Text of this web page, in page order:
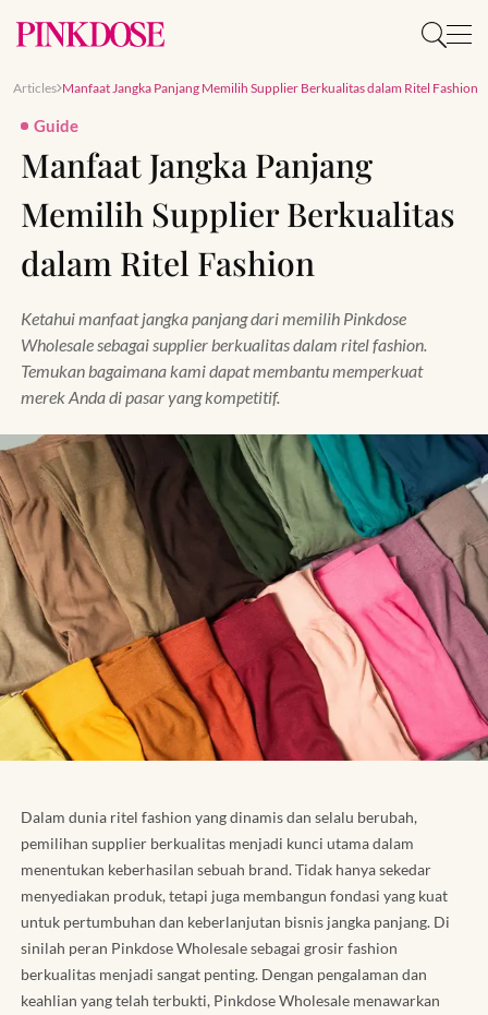
Articles Manfaat Jangka Panjang Memilih Supplier Berkualitas dalam Ritel Fashion
Guide
Manfaat Jangka Panjang
Memilih Supplier Berkualitas
dalam Ritel Fashion
Ketahui manfaat jangka panjang dari memilih Pinkdose
Wholesale sebagai supplier berkualitas dalam ritel fashion.
Temukan bagaimana kami dapat membantu memperkuat
merek Anda di pasar yang kompetitif.
Dalam dunia ritel fashion yang dinamis dan selalu berubah,
pemilihan supplier berkualitas menjadi kunci utama dalam
menentukan keberhasilan sebuah brand. Tidak hanya sekedar
menyediakan produk, tetapi juga membangun fondasi yang kuat
untuk pertumbuhan dan keberlanjutan bisnis jangka panjang. Di
sinilah peran Pinkdose Wholesale sebagai grosir fashion
berkualitas menjadi sangat penting. Dengan pengalaman dan
keahlian yang telah terbukti, Pinkdose Wholesale menawarkan